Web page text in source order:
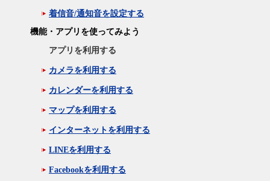
着信音/通知音を設定する
機能・アプリを使ってみよう
アプリを利用する
カメラを利用する
カレンダーを利用する
マップを利用する
インターネットを利用する
LINEを利用する
Facebookを利用する